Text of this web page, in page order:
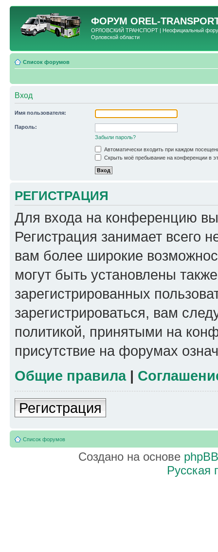
ФОРУМ OREL-
ОРЛОВСКИЙ ТРАНСПОРТ | Неофициальный форум
Орловской области
Список форумов
Вход
Имя пользователя:
Пароль:
Забыли пароль?
Автоматически входить при каждом
Скрыть моё пребывание на конференции в
РЕГИСТРАЦИЯ
Для входа на конференцию
Регистрация занимает всего
вам более широкие
могут быть установлены
зарегистрированных
зарегистрироваться, вам
политикой, принятыми на
присутствие на форумах
Общие правила|
Регистрация
Список форумов
Создано на основе phpBB
Русская